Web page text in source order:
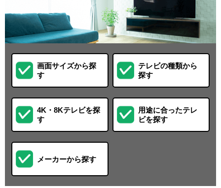
画面サイズから探
す
テレビの種類から
探す
4K・8Kテレビを探
す
用途に合ったテレ
ビを探す
メーカーから探す